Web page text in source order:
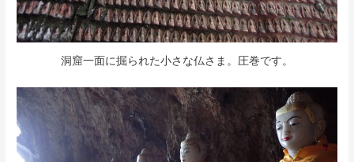
洞窟一面に掘られた小さな仏さま。圧巻です。